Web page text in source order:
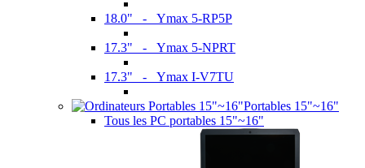
18.0" - Ymax 5-RP5P
17.3" - Ymax 5-NPRT
17.3" - Ymax I-V7TU
Portables 15"~16"
Tous les PC portables 15"~16"